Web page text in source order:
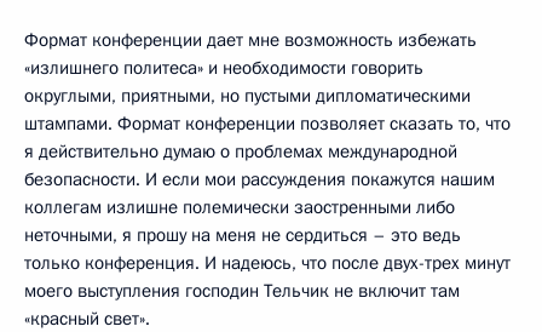
Формат конференции дает мне возможность избежать
«излишнего политеса» и необходимости говорить
округлыми, приятными, но пустыми дипломатическими
штампами. Формат конференции позволяет сказать то, что
я действительно думаю о проблемах международной
безопасности. И если мои рассуждения покажутся нашим
коллегам излишне полемически заостренными либо
неточными, я прошу на меня не сердиться – это ведь
только конференция. И надеюсь, что после двух-трех минут
моего выступления господин Тельчик не включит там
«красный свет».